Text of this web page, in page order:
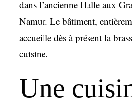
dans l’ancienne Halle aux
Namur. Le bâtiment,
accueille dès à présent la
cuisine.
Une